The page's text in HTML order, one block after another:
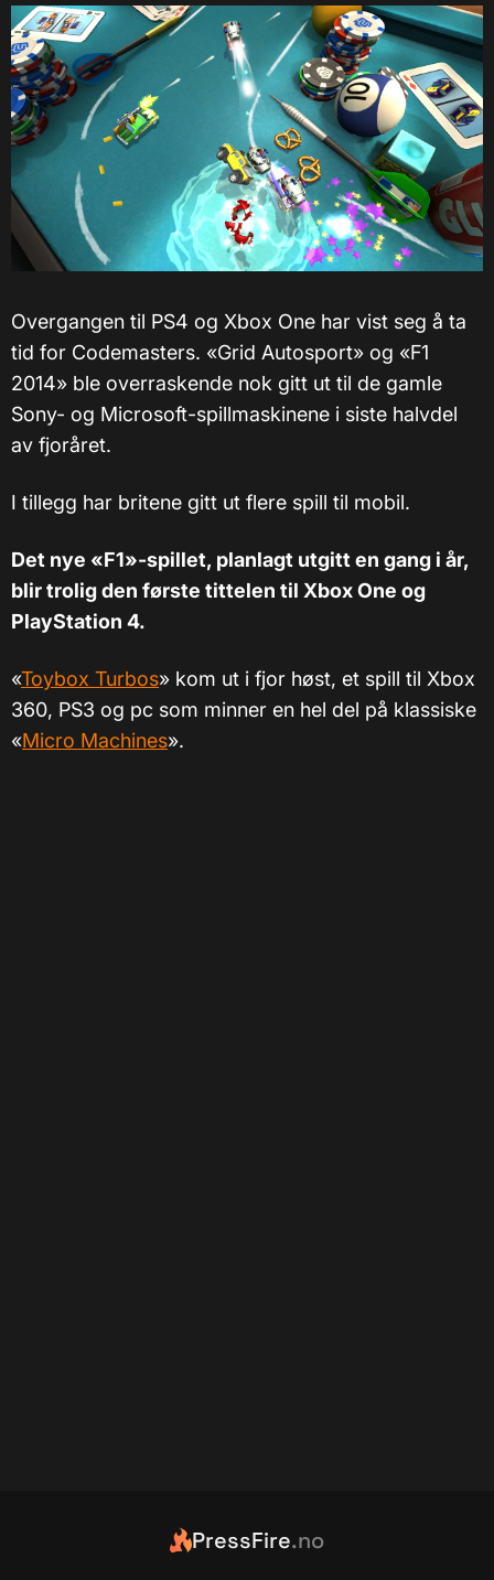
Overgangen til PS4 og Xbox One har vist seg å ta
tid for Codemasters. «Grid Autosport» og «F1
2014» ble overraskende nok gitt ut til de gamle
Sony- og Microsoft-spillmaskinene i siste halvdel
av fjoråret.
I tillegg har britene gitt ut flere spill til mobil.
Det nye «F1»-spillet, planlagt utgitt en gang i år,
blir trolig den første tittelen til Xbox One og
PlayStation 4.
«Toybox Turbos» kom ut i fjor høst, et spill til Xbox
360, PS3 og pc som minner en hel del på klassiske
«Micro Machines».
PressFire.no